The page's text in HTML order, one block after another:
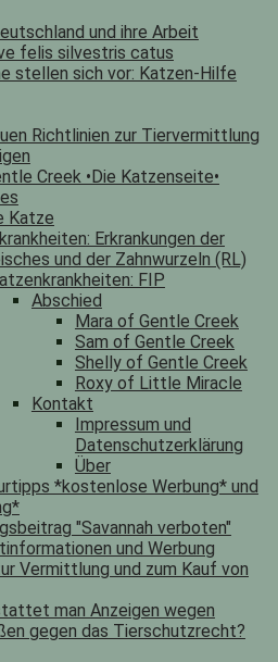
und ihre Arbeit
felis silvestris catus
stellen sich vor: Katzen-Hilfe
Richtlinien zur Tiervermittlung
Creek •Die Katzenseite•
Katze
Erkrankungen der
und der Zahnwurzeln (RL)
FIP
Abschied
Mara of Gentle Creek
Sam of Gentle Creek
Shelly of Gentle Creek
Roxy of Little Miracle
Kontakt
Impressum und
Datenschutzerklärung
Über
*kostenlose Werbung* und
"Savannah verboten"
und Werbung
Vermittlung und zum Kauf von
man Anzeigen wegen
gegen das Tierschutzrecht?